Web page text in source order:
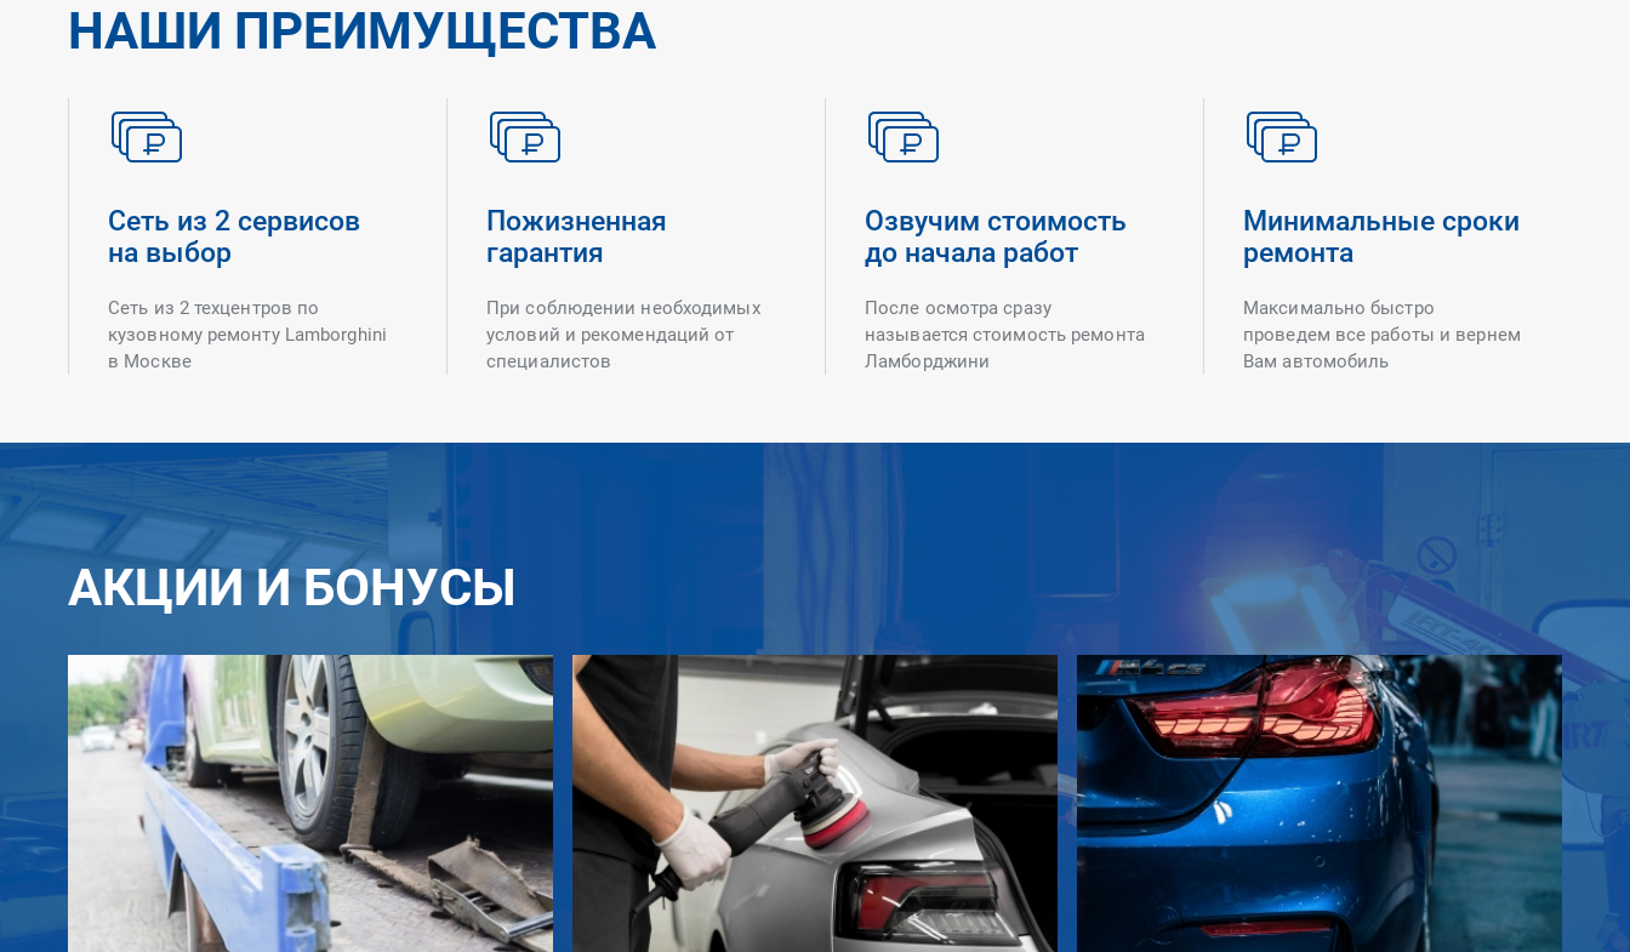
НАШИ ПРЕИМУЩЕСТВА
Сеть из 2 сервисов
на выбор
Сеть из 2 техцентров по
кузовному ремонту Lamborghini
в Москве
Пожизненная
гарантия
При соблюдении необходимых
условий и рекомендаций от
специалистов
Озвучим стоимость
до начала работ
После осмотра сразу
называется стоимость ремонта
Ламборджини
Минимальные сроки
ремонта
Максимально быстро
проведем все работы и вернем
Вам автомобиль
АКЦИИ И БОНУСЫ